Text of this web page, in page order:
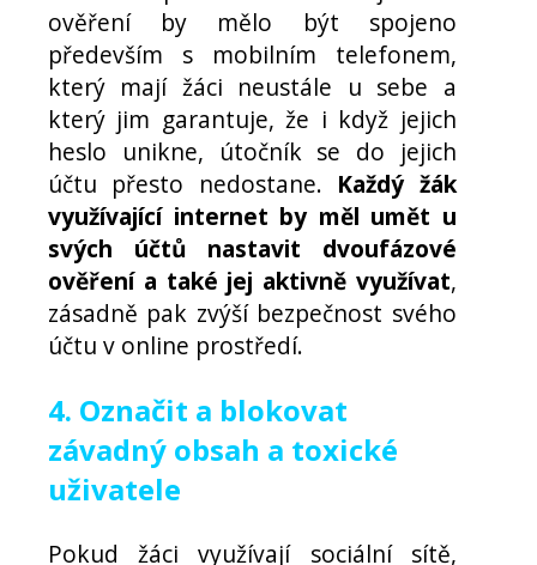
ověření by mělo být spojeno
především s mobilním telefonem,
který mají žáci neustále u sebe a
který jim garantuje, že i když jejich
heslo unikne, útočník se do jejich
účtu přesto nedostane. Každý žák
využívající internet by měl umět u
svých účtů nastavit dvoufázové
ověření a také jej aktivně využívat,
zásadně pak zvýší bezpečnost svého
účtu v online prostředí.
4. Označit a blokovat
závadný obsah a toxické
uživatele
Pokud žáci využívají sociální sítě,